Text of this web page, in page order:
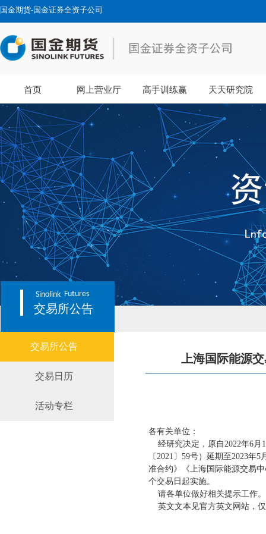
国金期货-国金证券全资子公司
首页 网上营业厅 高手训练赢 天天研究院
Sinolink Futures
交易所公告
交易所公告
交易日历
活动专栏
上海国际能源
各有关单位：
经研究决定，原自2022年6月
〔2021〕59号）延期至2023年
准合约》《上海国际能源交易
个交易日起实施。
请各单位做好相关提示工作。
英文文本见官方英文网站，